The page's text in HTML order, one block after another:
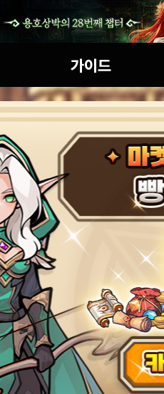
초보자가이드
세계관
게임특징
역할 소개
아이템확률